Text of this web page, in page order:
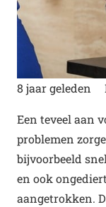
8 jaar geleden
Een teveel aan
problemen
bijvoorbeeld
en ook
aangetrokken.